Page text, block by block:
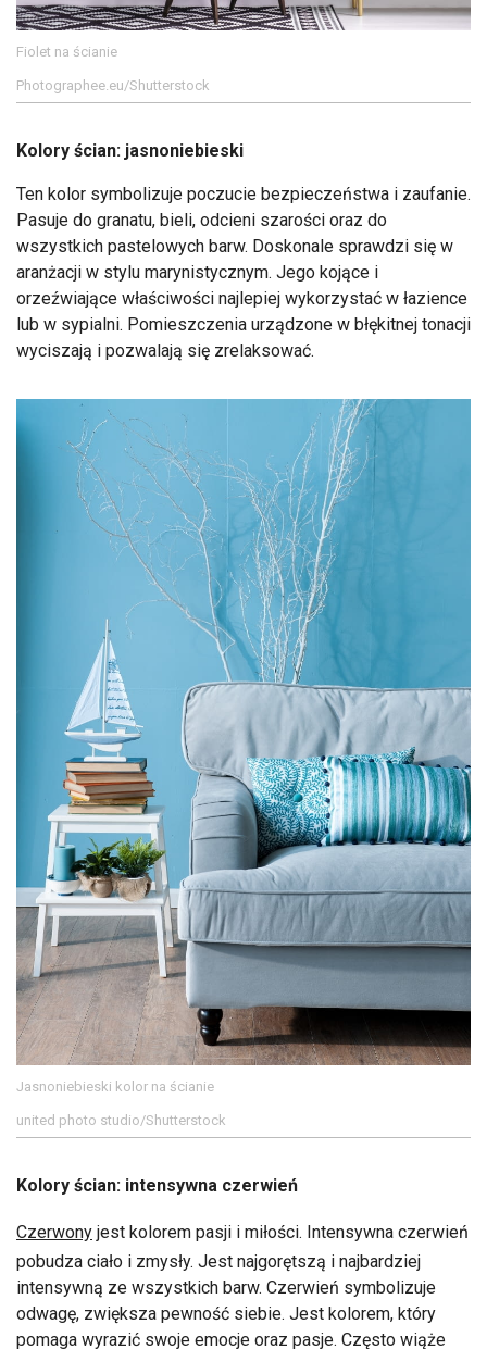
Fiolet na ścianie
Photographee.eu/Shutterstock
Kolory ścian: jasnoniebieski
Ten kolor symbolizuje poczucie bezpieczeństwa i zaufanie.
Pasuje do granatu, bieli, odcieni szarości oraz do
wszystkich pastelowych barw. Doskonale sprawdzi się w
aranżacji w stylu marynistycznym. Jego kojące i
orzeźwiające właściwości najlepiej wykorzystać w łazience
lub w sypialni. Pomieszczenia urządzone w błękitnej tonacji
wyciszają i pozwalają się zrelaksować.
Jasnoniebieski kolor na ścianie
united photo studio/Shutterstock
Kolory ścian: intensywna czerwień
Czerwony jest kolorem pasji i miłości. Intensywna czerwień
pobudza ciało i zmysły. Jest najgorętszą i najbardziej
intensywną ze wszystkich barw. Czerwień symbolizuje
odwagę, zwiększa pewność siebie. Jest kolorem, który
pomaga wyrazić swoje emocje oraz pasje. Często wiąże